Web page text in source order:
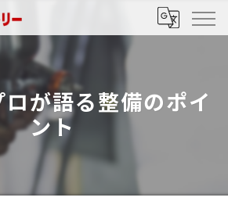
が語る整備のポイ
ント